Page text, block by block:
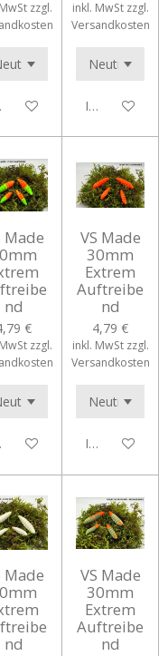
zzgl.
den Warenkorb
inkl. MwSt zzgl.
Versandkosten
In den
Made
nd
€
zzgl.
den Warenkorb
VS Made
30mm
Extrem
Auftreibe
nd
4,79 €
inkl. MwSt zzgl.
Versandkosten
In den
Made
nd
VS Made
30mm
Extrem
Auftreibe
nd